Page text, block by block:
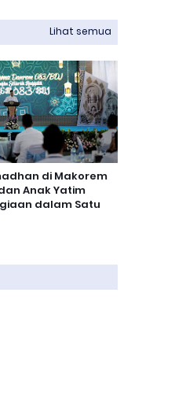
Lihat semua
di Makorem
Anak Yatim
dalam Satu